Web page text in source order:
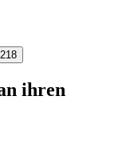
ihren